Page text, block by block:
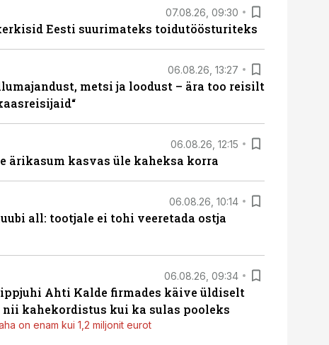
07.08.26, 09:30
Eesti suurimateks toidutöösturiteks
06.08.26, 13:27
metsi ja loodust – ära too reisilt
06.08.26, 12:15
ärikasum kasvas üle kaheksa korra
06.08.26, 10:14
all: tootjale ei tohi veeretada ostja
06.08.26, 09:34
Ahti Kalde firmades käive üldiselt
nii kahekordistus kui ka sulas pooleks
on enam kui 1,2 miljonit eurot